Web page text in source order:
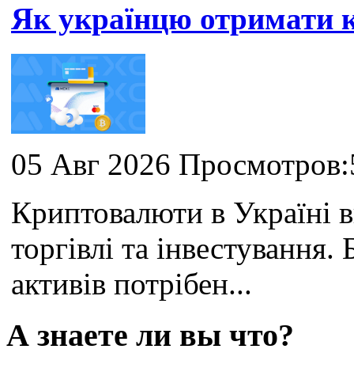
Як українцю отримати
05 Авг 2026
Криптовалюти в Україні
торгівлі та
активів потрібен...
А знаете ли вы что?